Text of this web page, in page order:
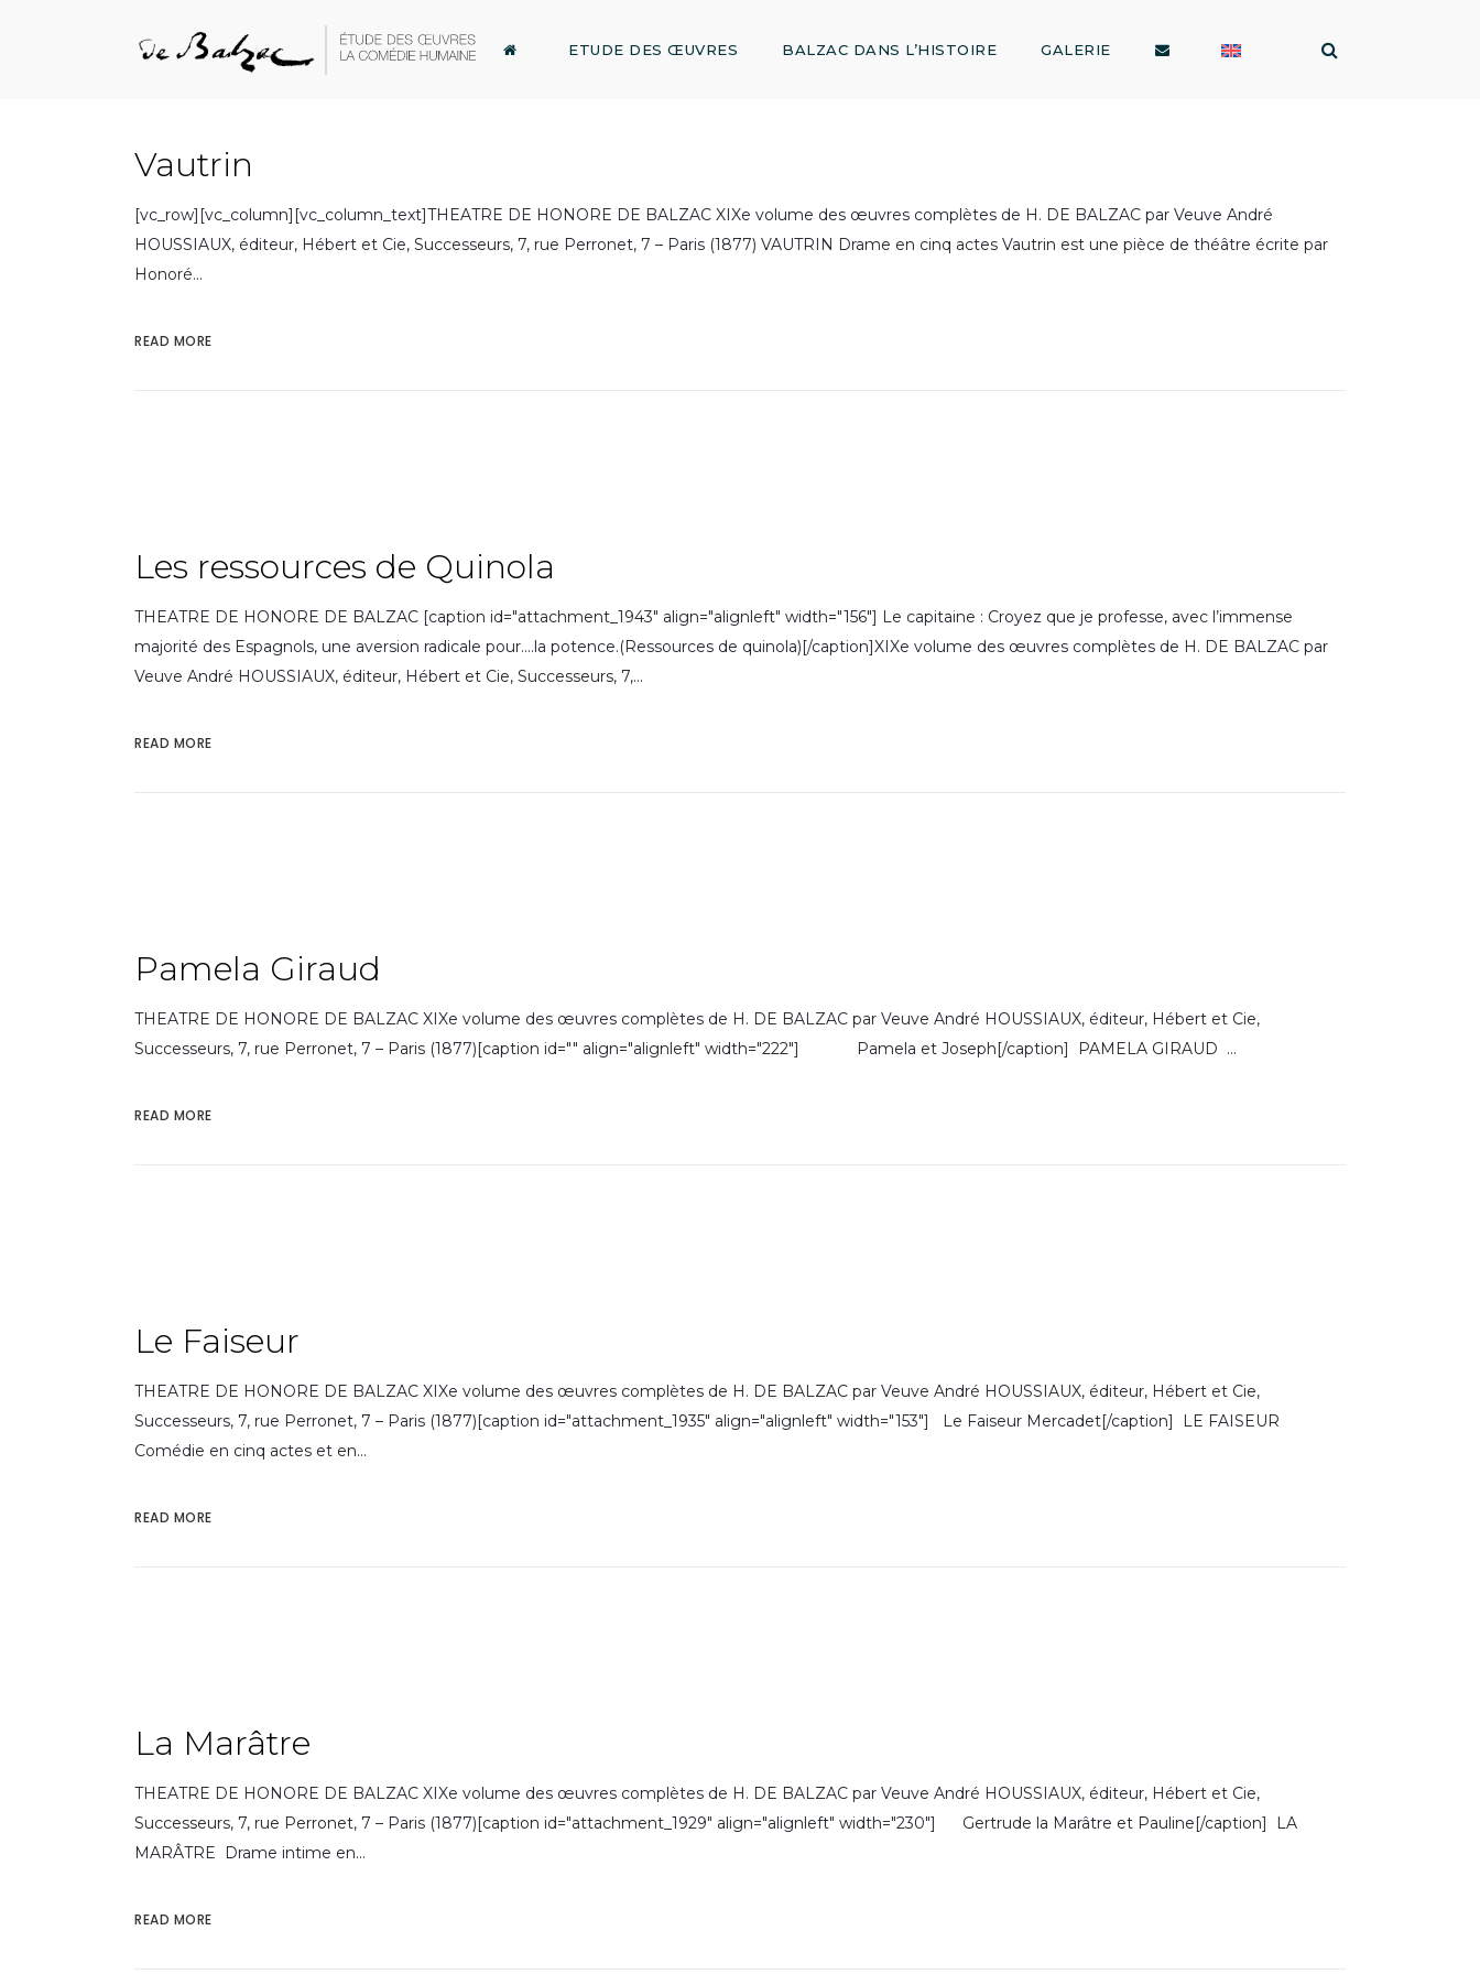
ETUDE DES ŒUVRES BALZAC DANS L’HISTOIRE GALERIE
Vautrin
[vc_row][vc_column][vc_column_text]THEATRE DE HONORE DE BALZAC XIXe volume des œuvres complètes de H. DE BALZAC par Veuve André
HOUSSIAUX, éditeur, Hébert et Cie, Successeurs, 7, rue Perronet, 7 – Paris (1877) VAUTRIN Drame en cinq actes Vautrin est une pièce de théâtre écrite par
Honoré...
READ MORE
Les ressources de Quinola
THEATRE DE HONORE DE BALZAC [caption id="attachment_1943" align="alignleft" width="156"] Le capitaine : Croyez que je professe, avec l’immense
majorité des Espagnols, une aversion radicale pour….la potence.(Ressources de quinola)[/caption]XIXe volume des œuvres complètes de H. DE BALZAC par
Veuve André HOUSSIAUX, éditeur, Hébert et Cie, Successeurs, 7,...
READ MORE
Pamela Giraud
THEATRE DE HONORE DE BALZAC XIXe volume des œuvres complètes de H. DE BALZAC par Veuve André HOUSSIAUX, éditeur, Hébert et Cie,
Successeurs, 7, rue Perronet, 7 – Paris (1877)[caption id="" align="alignleft" width="222"] Pamela et Joseph[/caption] PAMELA GIRAUD ...
READ MORE
Le Faiseur
THEATRE DE HONORE DE BALZAC XIXe volume des œuvres complètes de H. DE BALZAC par Veuve André HOUSSIAUX, éditeur, Hébert et Cie,
Successeurs, 7, rue Perronet, 7 – Paris (1877)[caption id="attachment_1935" align="alignleft" width="153"] Le Faiseur Mercadet[/caption] LE FAISEUR
Comédie en cinq actes et en...
READ MORE
La Marâtre
THEATRE DE HONORE DE BALZAC XIXe volume des œuvres complètes de H. DE BALZAC par Veuve André HOUSSIAUX, éditeur, Hébert et Cie,
Successeurs, 7, rue Perronet, 7 – Paris (1877)[caption id="attachment_1929" align="alignleft" width="230"] Gertrude la Marâtre et Pauline[/caption] LA
MARÂTRE Drame intime en...
READ MORE